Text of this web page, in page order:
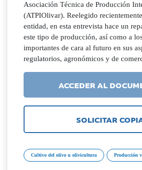
Asociación Técnica de Producción
(ATPIOlivar). Reelegido
entidad, en esta entrevista hace un
este tipo de producción, así como a
importantes de cara al futuro en sus
regulatorios, agronómicos y de
ACCEDER AL
SOLICITAR
Cultivo del olivo u olivicultura Producción